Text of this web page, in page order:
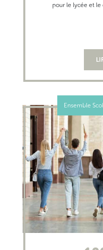
pour le lycée et le
Ensemble